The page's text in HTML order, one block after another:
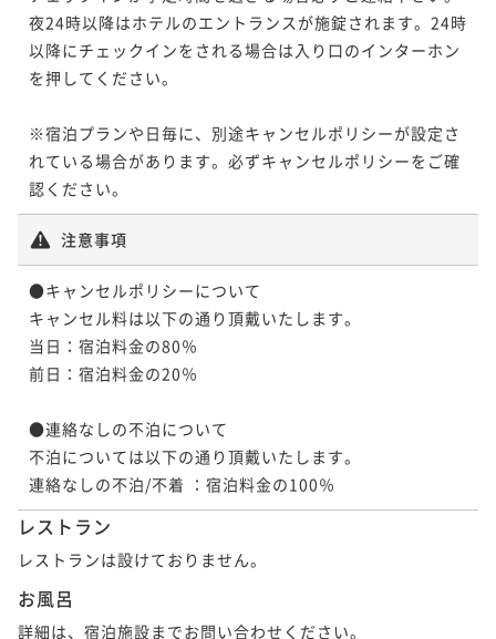
夜24時以降はホテルのエントランスが施錠されます。24時
以降にチェックインをされる場合は入り口のインターホン
を押してください。
※宿泊プランや日毎に、別途キャンセルポリシーが設定さ
れている場合があります。必ずキャンセルポリシーをご確
認ください。
注意事項
●キャンセルポリシーについて
キャンセル料は以下の通り頂戴いたします。
当日：宿泊料金の80％
前日：宿泊料金の20％
●連絡なしの不泊について
不泊については以下の通り頂戴いたします。
連絡なしの不泊/不着 ：宿泊料金の100％
レストラン
レストランは設けておりません。
お風呂
詳細は、宿泊施設までお問い合わせください。